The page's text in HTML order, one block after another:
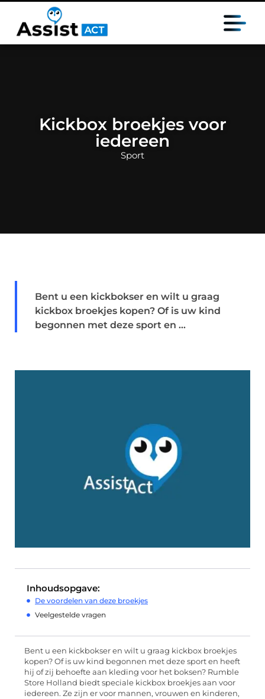
Kickbox broekjes voor
iedereen
Sport
Bent u een kickbokser en wilt u graag
kickbox broekjes kopen? Of is uw kind
begonnen met deze sport en ...
Inhoudsopgave:
De voordelen van deze broekjes
Veelgestelde vragen
Bent u een kickbokser en wilt u graag kickbox broekjes
kopen? Of is uw kind begonnen met deze sport en heeft
hij of zij behoefte aan kleding voor het boksen? Rumble
Store Holland biedt speciale kickbox broekjes aan voor
iedereen. Ze zijn er voor mannen, vrouwen en kinderen,